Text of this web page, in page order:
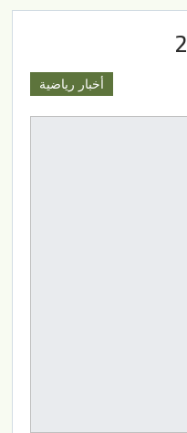
أخبار رياضية